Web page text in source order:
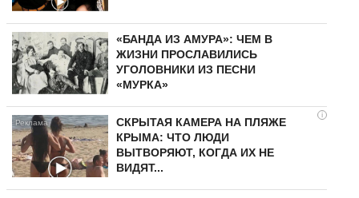
«БАНДА ИЗ АМУРА»: ЧЕМ В
ЖИЗНИ ПРОСЛАВИЛИСЬ
УГОЛОВНИКИ ИЗ ПЕСНИ
«МУРКА»
i
СКРЫТАЯ КАМЕРА НА ПЛЯЖЕ
КРЫМА: ЧТО ЛЮДИ
ВЫТВОРЯЮТ, КОГДА ИХ НЕ
ВИДЯТ...